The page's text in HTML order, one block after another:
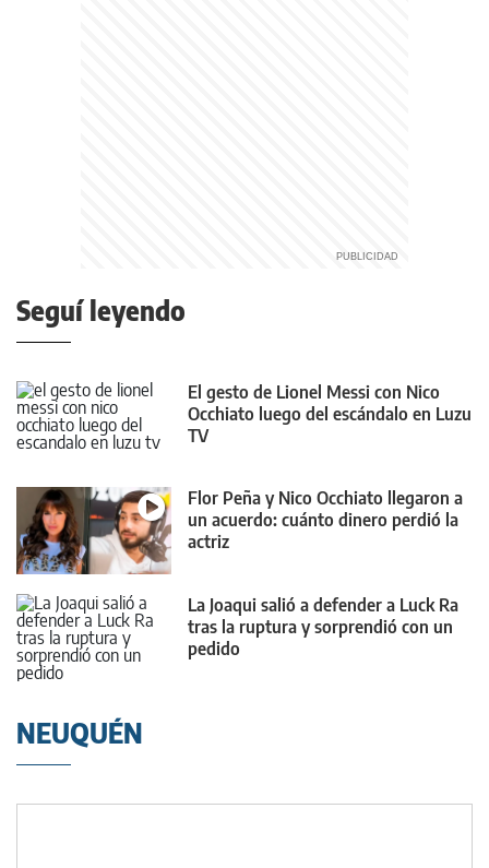
Seguí leyendo
El gesto de Lionel Messi con Nico
Occhiato luego del escándalo en Luzu
TV
Flor Peña y Nico Occhiato llegaron a
un acuerdo: cuánto dinero perdió la
actriz
La Joaqui salió a defender a Luck Ra
tras la ruptura y sorprendió con un
pedido
NEUQUÉN